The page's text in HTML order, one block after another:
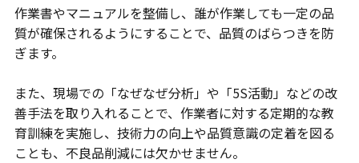
作業書やマニュアルを整備し、誰が作業しても一定の品
質が確保されるようにすることで、品質のばらつきを防
ぎます。
また、現場での「なぜなぜ分析」や「5S活動」などの改
善手法を取り入れることで、作業者に対する定期的な教
育訓練を実施し、技術力の向上や品質意識の定着を図る
ことも、不良品削減には欠かせません。